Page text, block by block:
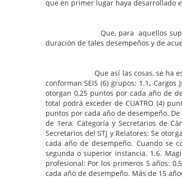
que en primer lugar haya desarrollado
Que, para aquellos supuestos en
duración de tales desempeños y de
Que así las cosas, se ha
conforman SEIS (6) grupos: 1.1. Cargos
otorgan 0,25 puntos por cada año de
total podrá exceder de CUATRO (4)
puntos por cada año de desempeño.
de 1era. Categoría y Secretarios de
Secretarios del STJ y Relatores: Se
cada año de desempeño. Cuando se
segunda o superior instancia. 1.6.
profesional: Por los primeros 5 años:
cada año de desempeño. Más de 15